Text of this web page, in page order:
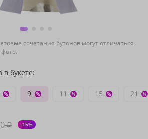
сочетания бутонов могут отличаться
фото.
в букете:
9 11 15 21
₽ -15%